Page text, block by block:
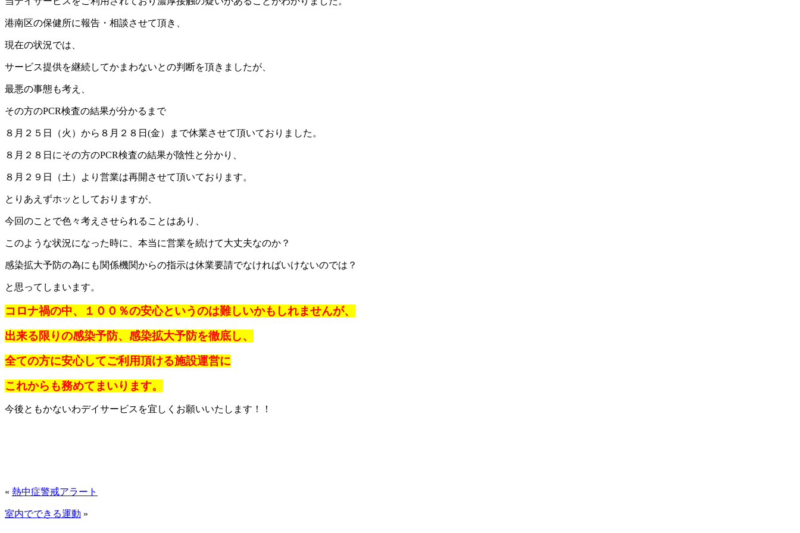
港南区の保健所に報告・相談させて頂き、
現在の状況では、
サービス提供を継続してかまわないとの判断を頂きましたが、
最悪の事態も考え、
その方のPCR検査の結果が分かるまで
８月２５日（火）から８月２８日(金）まで休業させて頂いておりました。
８月２８日にその方のPCR検査の結果が陰性と分かり、
８月２９日（土）より営業は再開させて頂いております。
とりあえずホッとしておりますが、
今回のことで色々考えさせられることはあり、
このような状況になった時に、本当に営業を続けて大丈夫なのか？
感染拡大予防の為にも関係機関からの指示は休業要請でなければいけないのでは？
と思ってしまいます。
コロナ禍の中、１００％の安心というのは難しいかもしれませんが、
出来る限りの感染予防、感染拡大予防を徹底し、
全ての方に安心してご利用頂ける施設運営に
これからも務めてまいります。
今後ともかないわデイサービスを宜しくお願いいたします！！
« 熱中症警戒アラート
室内でできる運動 »